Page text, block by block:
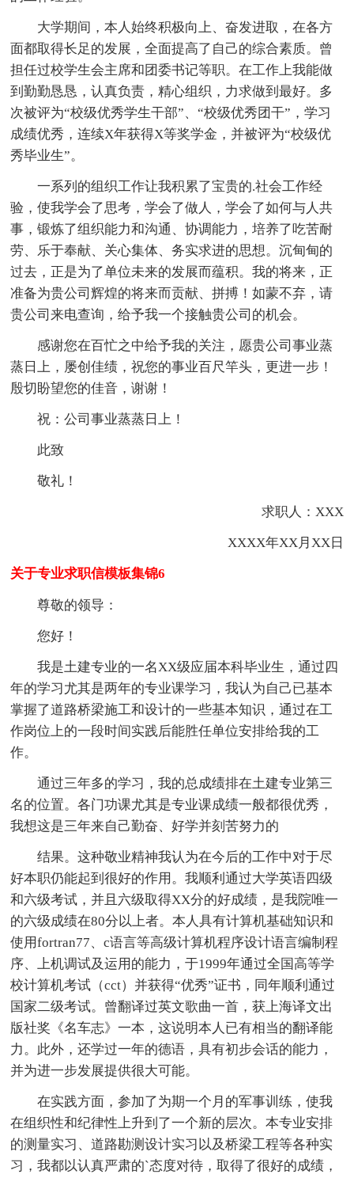
大学期间，本人始终积极向上、奋发进取，在各方
面都取得长足的发展，全面提高了自己的综合素质。曾
担任过校学生会主席和团委书记等职。在工作上我能做
到勤勤恳恳，认真负责，精心组织，力求做到最好。多
次被评为“校级优秀学生干部”、“校级优秀团干”，学习
成绩优秀，连续X年获得X等奖学金，并被评为“校级优
秀毕业生”。
一系列的组织工作让我积累了宝贵的.社会工作经
验，使我学会了思考，学会了做人，学会了如何与人共
事，锻炼了组织能力和沟通、协调能力，培养了吃苦耐
劳、乐于奉献、关心集体、务实求进的思想。沉甸甸的
过去，正是为了单位未来的发展而蕴积。我的将来，正
准备为贵公司辉煌的将来而贡献、拼搏！如蒙不弃，请
贵公司来电查询，给予我一个接触贵公司的机会。
感谢您在百忙之中给予我的关注，愿贵公司事业蒸
蒸日上，屡创佳绩，祝您的事业百尺竿头，更进一步！
殷切盼望您的佳音，谢谢！
祝：公司事业蒸蒸日上！
此致
敬礼！
求职人：XXX
XXXX年XX月XX日
关于专业求职信模板集锦6
尊敬的领导：
您好！
我是土建专业的一名XX级应届本科毕业生，通过四
年的学习尤其是两年的专业课学习，我认为自己已基本
掌握了道路桥梁施工和设计的一些基本知识，通过在工
作岗位上的一段时间实践后能胜任单位安排给我的工
作。
通过三年多的学习，我的总成绩排在土建专业第三
名的位置。各门功课尤其是专业课成绩一般都很优秀，
我想这是三年来自己勤奋、好学并刻苦努力的
结果。这种敬业精神我认为在今后的工作中对于尽
好本职仍能起到很好的作用。我顺利通过大学英语四级
和六级考试，并且六级取得XX分的好成绩，是我院唯一
的六级成绩在80分以上者。本人具有计算机基础知识和
使用fortran77、c语言等高级计算机程序设计语言编制程
序、上机调试及运用的能力，于1999年通过全国高等学
校计算机考试（cct）并获得“优秀”证书，同年顺利通过
国家二级考试。曾翻译过英文歌曲一首，获上海译文出
版社奖《名车志》一本，这说明本人已有相当的翻译能
力。此外，还学过一年的德语，具有初步会话的能力，
并为进一步发展提供很大可能。
在实践方面，参加了为期一个月的军事训练，使我
在组织性和纪律性上升到了一个新的层次。本专业安排
的测量实习、道路勘测设计实习以及桥梁工程等各种实
习，我都以认真严肃的`态度对待，取得了很好的成绩，